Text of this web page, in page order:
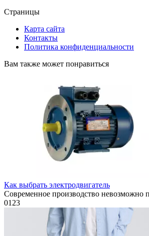
Страницы
Карта сайта
Контакты
Политика конфиденциальности
Вам также может понравиться
Как выбрать электродвигатель
Современное производство невозможно
0123